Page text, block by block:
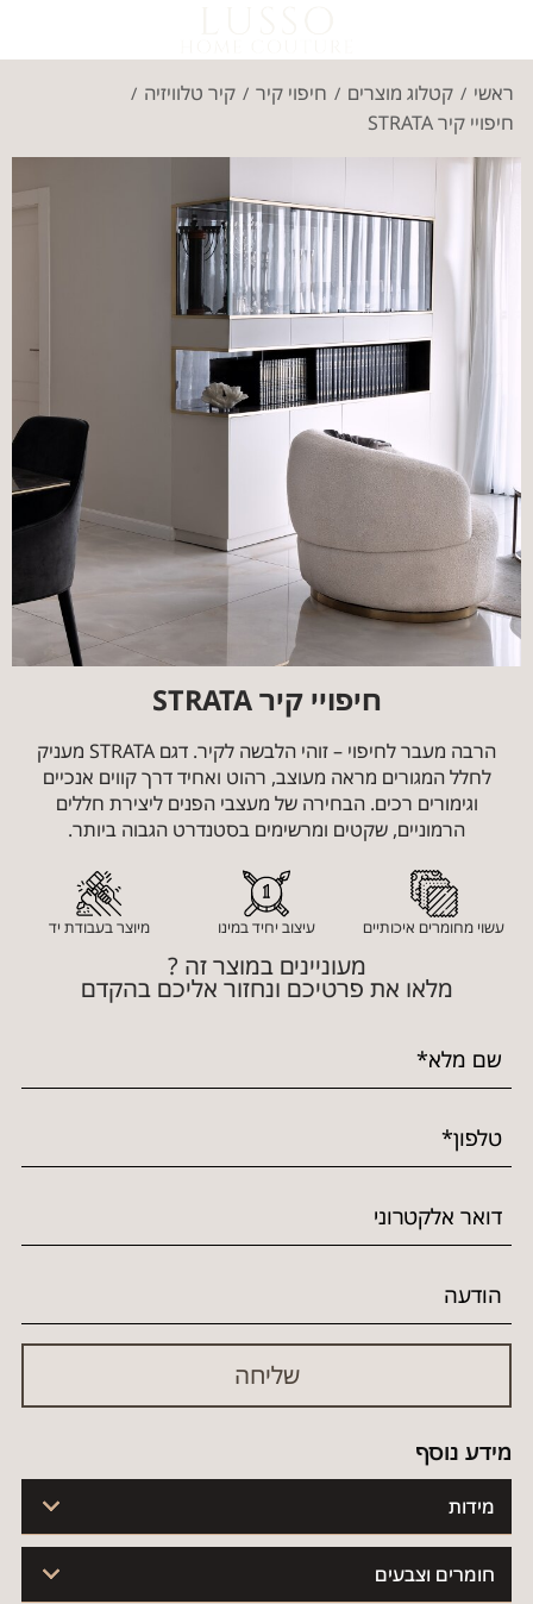
ראשי / קטלוג מוצרים / חיפוי קיר / קיר טלוויזיה /
חיפויי קיר STRATA
חיפויי קיר STRATA
הרבה מעבר לחיפוי – זוהי הלבשה לקיר. דגם STRATA מעניק
לחלל המגורים מראה מעוצב, רהוט ואחיד דרך קווים אנכיים
וגימורים רכים. הבחירה של מעצבי הפנים ליצירת חללים
הרמוניים, שקטים ומרשימים בסטנדרט הגבוה ביותר.
עשוי מחומרים איכותיים עיצוב יחיד במינו מיוצר בעבודת יד
מעוניינים במוצר זה ?
מלאו את פרטיכם ונחזור אליכם בהקדם
מידע נוסף
מידות
חומרים וצבעים